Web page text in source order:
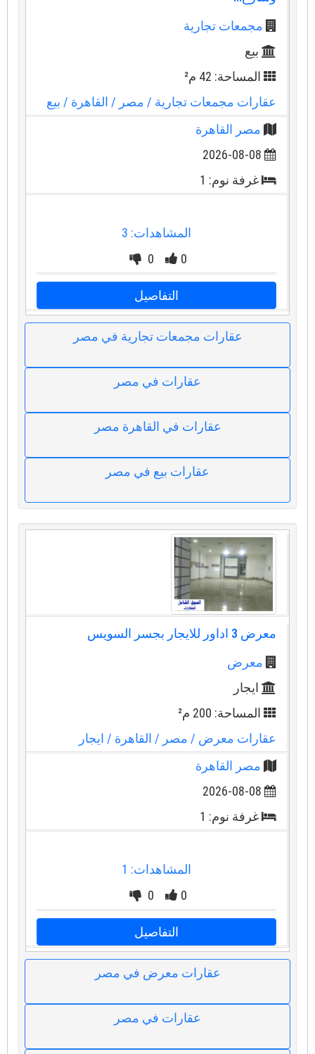
مجمعات تجارية
بيع
المساحة: 42 م²
عقارات مجمعات تجارية/ مصر / القاهرة/ بيع
مصر القاهرة
2026-08-08
غرفة نوم: 1
المشاهدات: 3
0
0
التفاصيل
عقارات مجمعات تجارية في مصر
عقارات في مصر
عقارات في القاهرة مصر
عقارات بيع في مصر
معرض 3 اداور للايجار بجسر السويس
معرض
ايجار
المساحة: 200 م²
عقارات معرض / مصر / القاهرة/ ايجار
مصر القاهرة
2026-08-08
غرفة نوم: 1
المشاهدات: 1
0
0
التفاصيل
عقارات معرض في مصر
عقارات في مصر